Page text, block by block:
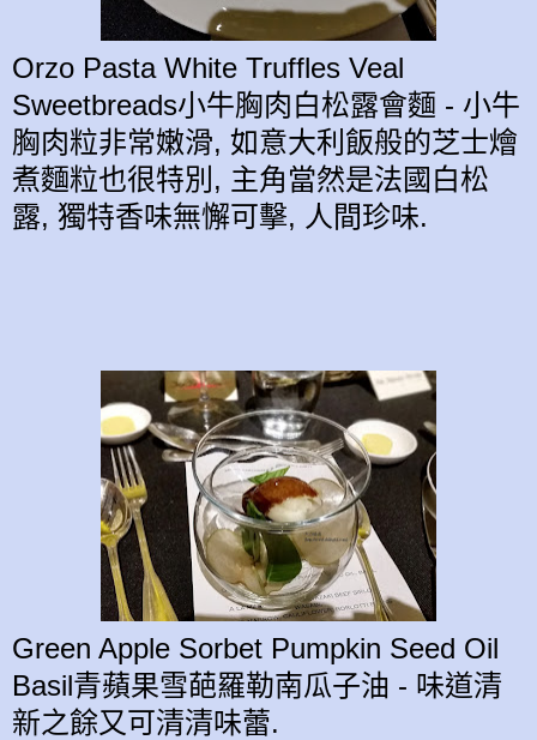
Orzo Pasta White Truffles Veal
Sweetbreads小牛胸肉白松露會麵 - 小牛
胸肉粒非常嫩滑, 如意大利飯般的芝士燴
煮麵粒也很特別, 主角當然是法國白松
露, 獨特香味無懈可擊, 人間珍味.
Green Apple Sorbet Pumpkin Seed Oil
Basil青蘋果雪葩羅勒南瓜子油 - 味道清
新之餘又可清清味蕾.